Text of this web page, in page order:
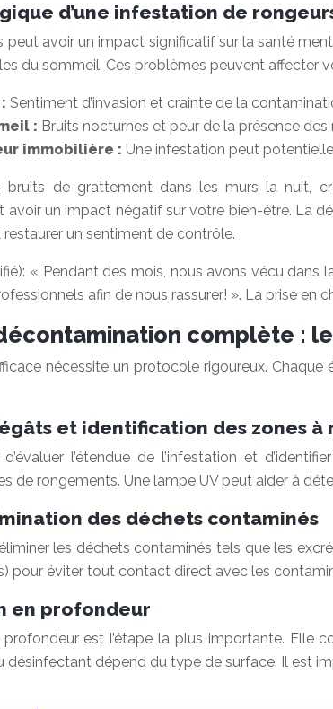
d’une infestation de
peut avoir un impact significatif sur la santé
du sommeil. Ces problèmes peuvent affecter
Sentiment d’invasion et crainte de la
: Bruits nocturnes et peur de la présence des
immobilière : Une infestation peut
bruits de grattement dans les murs la nuit,
avoir un impact négatif sur votre bien-être. La
un sentiment de contrôle.
« Pendant des mois, nous avons vécu
afin de nous rassurer! ». La prise
complète :
nécessite un protocole rigoureux.
et identification des zones à
l’étendue de l’infestation et
de rongements. Une lampe UV peut aider à
des déchets contaminés
les déchets contaminés tels que les
pour éviter tout contact direct avec les
en profondeur
est l’étape la plus importante. Elle
désinfectant dépend du type de surface. Il est